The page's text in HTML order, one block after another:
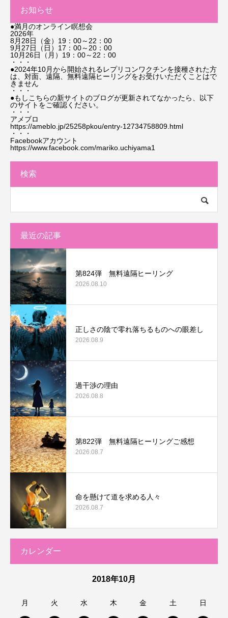
お知らせ
●満月のオンライン瞑想会
2026年
8月28日（金）19：00～22：00
9月27日（日）17：00～20：00
10月26日（月）19：00～22：00
・・・
●2024年10月から開始されるレプリコンワクチンを接種された方
は、対面、遠隔、無料遠隔ヒーリングをお受けいただくことはで
きません
・・・
●もしこちらの新サイトのブログが更新されてなかったら、以下
のサイトをご確認ください。
・・・
アメブロ
https://ameblo.jp/25258pkou/entry-12734758809.html
・・・
Facebookアカウント
https://www.facebook.com/mariko.uchiyama1
検索
最近の記事
第824弾 無料遠隔ヒーリング
2026.08.10
正しさの陰で零れ落ちるものへの眼差し
2026.08.9
過干渉の理由
2026.08.8
第822弾 無料遠隔ヒーリングご感想
2026.08.7
命を懸けて道を求める人々
2026.08.7
カレンダー
2018年10月
月 火 水 木 金 土 日